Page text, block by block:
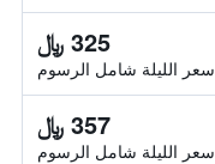
325 ﷼
سعر الليلة شامل الرسوم
357 ﷼
سعر الليلة شامل الرسوم